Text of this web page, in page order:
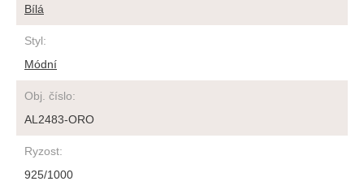
Bílá
Styl:
Módní
Obj. číslo:
AL2483-ORO
Ryzost:
925/1000